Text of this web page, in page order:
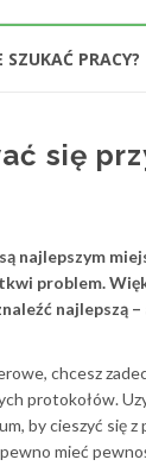
SZUKAĆ PRACY?
się
najlepszym
problem.
najlepszą –
chcesz
protokołów.
by cieszyć się z
mieć